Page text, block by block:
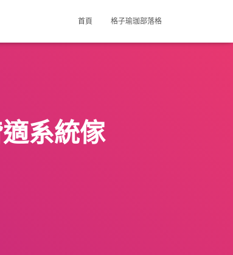
首頁 格子瑜珈部落格
系統傢